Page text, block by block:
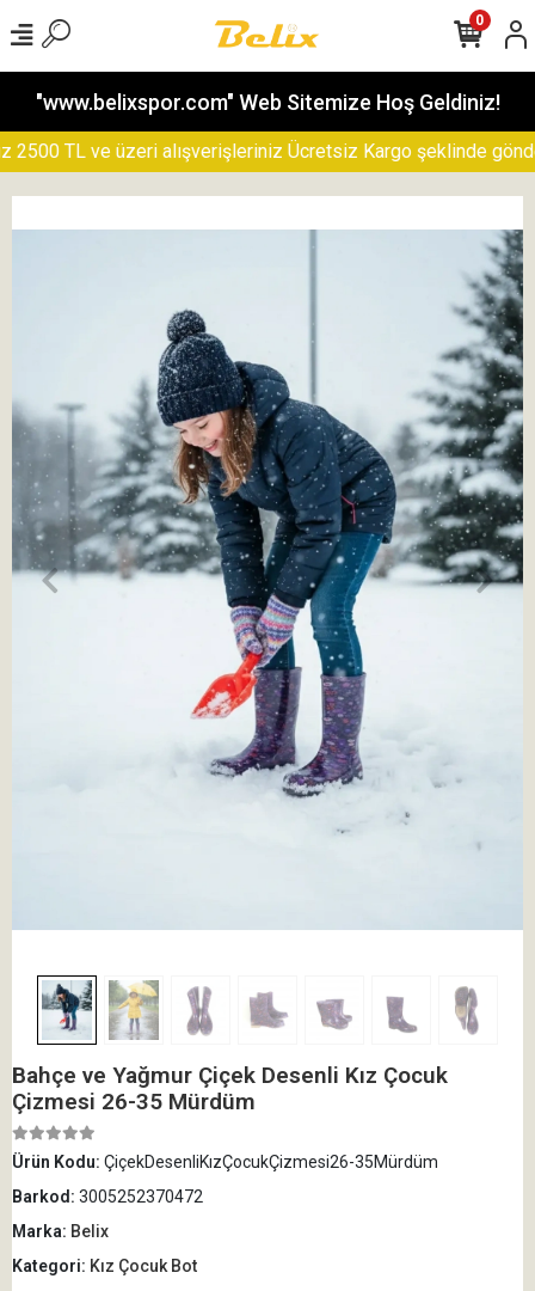
"www.belixspor.com" Web Sitemize Hoş Geldiniz!
TL ve üzeri alışverişleriniz Ücretsiz Kargo şeklinde
0
Bahçe ve Yağmur Çiçek Desenli Kız Çocuk
Çizmesi 26-35 Mürdüm
Ürün Kodu: ÇiçekDesenliKızÇocukÇizmesi26-35Mürdüm
Barkod: 3005252370472
Marka: Belix
Kategori: Kız Çocuk Bot